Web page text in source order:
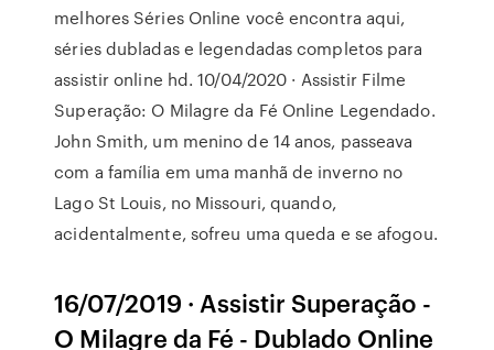
melhores Séries Online você encontra aqui,
séries dubladas e legendadas completos para
assistir online hd. 10/04/2020 · Assistir Filme
Superação: O Milagre da Fé Online Legendado.
John Smith, um menino de 14 anos, passeava
com a família em uma manhã de inverno no
Lago St Louis, no Missouri, quando,
acidentalmente, sofreu uma queda e se afogou.
16/07/2019 · Assistir Superação -
O Milagre da Fé - Dublado Online